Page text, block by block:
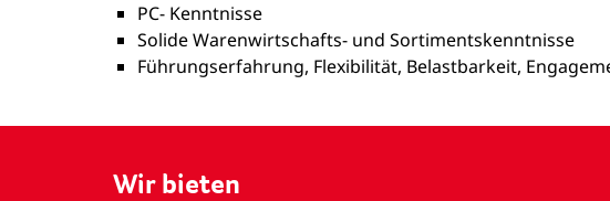
PC- Kenntnisse
Solide Warenwirtschafts- und Sortimentskenntnisse
Führungserfahrung, Flexibilität, Belastbarkeit,
Wir bieten